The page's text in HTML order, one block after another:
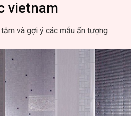
vietnam
và gợi ý các mẫu ấn tượng